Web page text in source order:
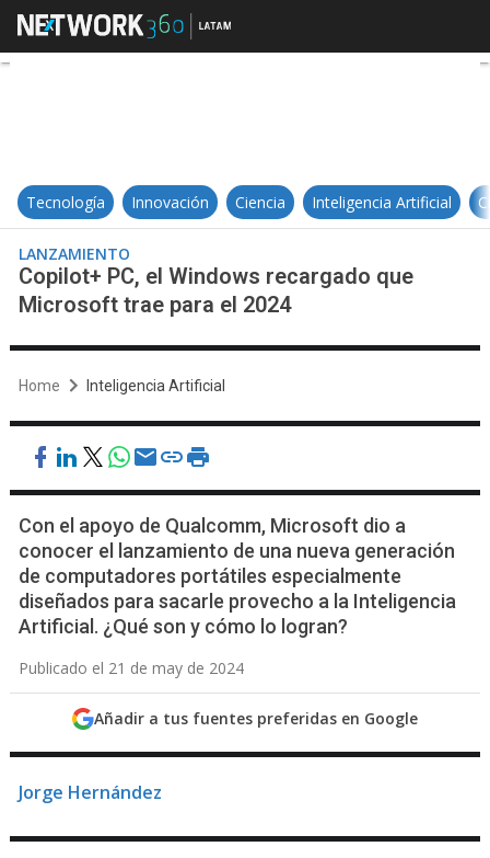
Copilot+ PC, el Windows
Tecnología Innovación Ciencia Inteligencia Artificial
LANZAMIENTO
Copilot+ PC, el Windows recargado que
Microsoft trae para el 2024
Home Inteligencia Artificial
Con el apoyo de Qualcomm, Microsoft dio a
conocer el lanzamiento de una nueva generación
de computadores portátiles especialmente
diseñados para sacarle provecho a la Inteligencia
Artificial. ¿Qué son y cómo lo logran?
Publicado el 21 de may de 2024
Añadir a tus fuentes preferidas en Google
Jorge Hernández